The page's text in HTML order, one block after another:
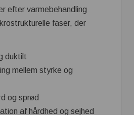
efter varmebehandling
faser, der
duktilt
mellem styrke og
og sprød
af hårdhed og sejhed